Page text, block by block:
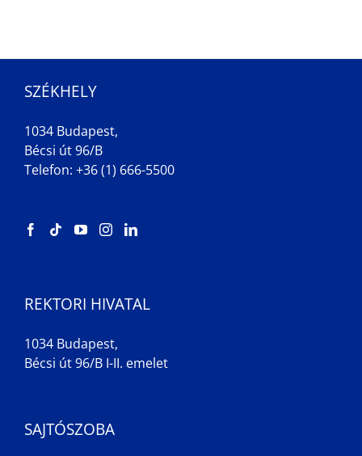
SZÉKHELY
1034 Budapest,
Bécsi út 96/B
Telefon: +36 (1) 666-5500
REKTORI HIVATAL
1034 Budapest,
Bécsi út 96/B I-II. emelet
SAJTÓSZOBA